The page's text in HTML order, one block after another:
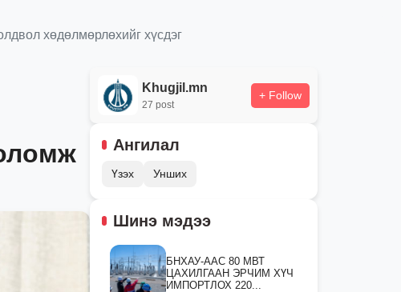
хөдөлмөрлөхийг хүсдэг
Khugjil.mn
27 post
+ Follow
Ангилал
Үзэх Унших
Шинэ мэдээ
БНХАУ-ААС 80 МВТ
ЦАХИЛГААН ЭРЧИМ ХҮЧ
ИМПОРТЛОХ 220...